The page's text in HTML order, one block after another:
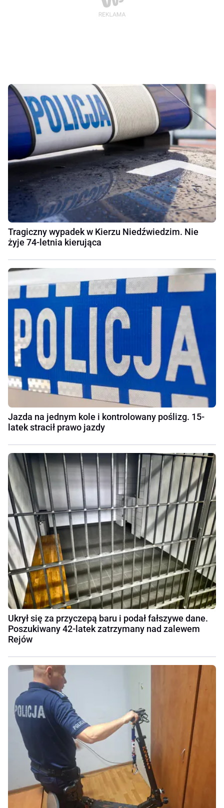
Tragiczny wypadek w Kierzu Niedźwiedzim. Nie
żyje 74-letnia kierująca
Jazda na jednym kole i kontrolowany poślizg. 15-
latek stracił prawo jazdy
Ukrył się za przyczepą baru i podał fałszywe dane.
Poszukiwany 42-latek zatrzymany nad zalewem
Rejów